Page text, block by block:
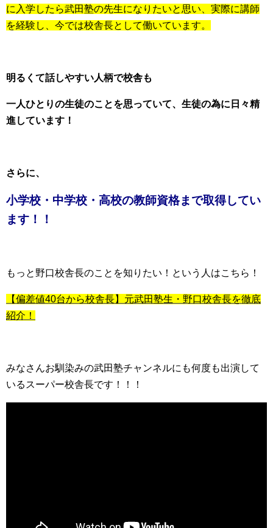
に入学したら武田塾の先生になりたいと思い、実際に講師
を経験し、今では校舎長として働いています。
明るくて話しやすい人柄で校舎も
一人ひとりの生徒のことを思っていて、生徒の為に日々精
進しています！
さらに、
小学校・中学校・高校の教師資格まで取得してい
ます！！
もっと野口校舎長のことを知りたい！という人はこちら！
【偏差値40台から校舎長】元武田塾生・野口校舎長を徹底
紹介！
みなさんお馴染みの武田塾チャンネルにも何度も出演して
いるスーパー校舎長です！！！